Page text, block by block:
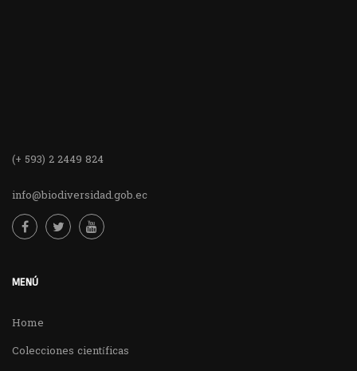
(+ 593) 2 2449 824
info@biodiversidad.gob.ec
MENÚ
Home
Colecciones científicas